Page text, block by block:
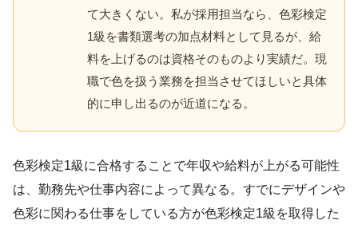
て大きくない。私が採用担当なら、色彩検定
1級を書類選考の加点材料として見るが、給
料を上げるのは資格そのものより実績だ。現
職で色を扱う業務を担当させてほしいと具体
的に申し出るのが近道になる。
色彩検定1級に合格することで年収や給料が上がる可能性
は、勤務先や仕事内容によって異なる。すでにデザインや
色彩に関わる仕事をしている方が色彩検定1級を取得した